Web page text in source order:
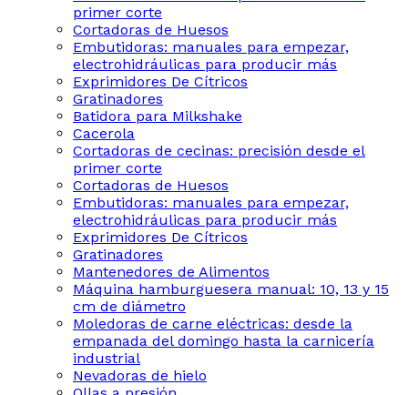
primer corte
Cortadoras de Huesos
Embutidoras: manuales para empezar,
electrohidráulicas para producir más
Exprimidores De Cítricos
Gratinadores
Batidora para Milkshake
Cacerola
Cortadoras de cecinas: precisión desde el
primer corte
Cortadoras de Huesos
Embutidoras: manuales para empezar,
electrohidráulicas para producir más
Exprimidores De Cítricos
Gratinadores
Mantenedores de Alimentos
Máquina hamburguesera manual: 10, 13 y 15
cm de diámetro
Moledoras de carne eléctricas: desde la
empanada del domingo hasta la carnicería
industrial
Nevadoras de hielo